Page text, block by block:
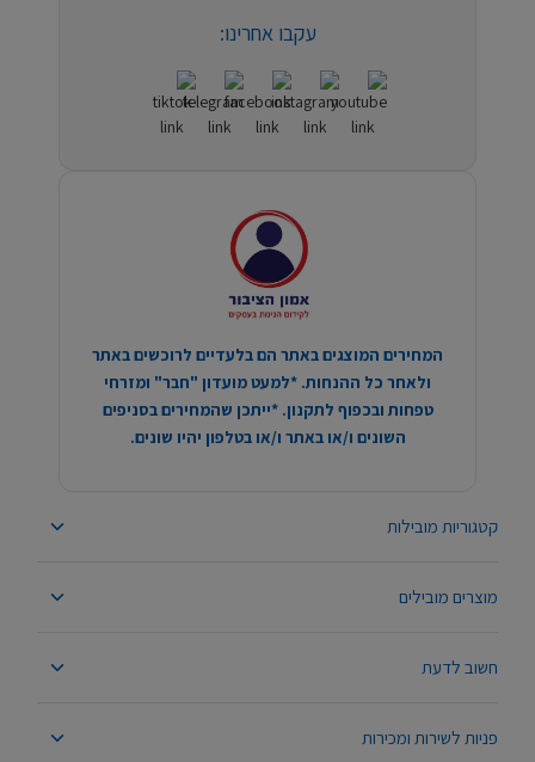
קטגוריות מובילות
מוצרים מובילים
חשוב לדעת
פניות לשירות ומכירות
עקבו אחרינו:
המחירים המוצגים באתר הם בלעדיים לרוכשים באתר
ולאחר כל ההנחות. *למעט מועדון "חבר" ומזרחי
טפחות ובכפוף לתקנון. *ייתכן שהמחירים בסניפים
השונים ו/או באתר ו/או בטלפון יהיו שונים.